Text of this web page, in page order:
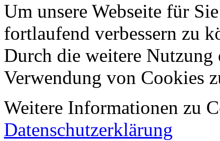
Um unsere Webseite für
fortlaufend verbessern zu
Durch die weitere Nutzung
Verwendung von Cookies
Weitere Informationen zu
Datenschutzerklärung